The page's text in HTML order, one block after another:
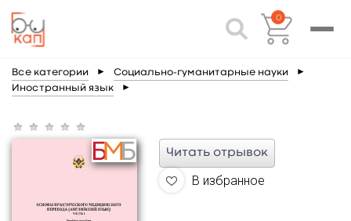
0
Все категории ► Социально-гуманитарные науки ►
Иностранный язык ►
Читать отрывок
В избранное